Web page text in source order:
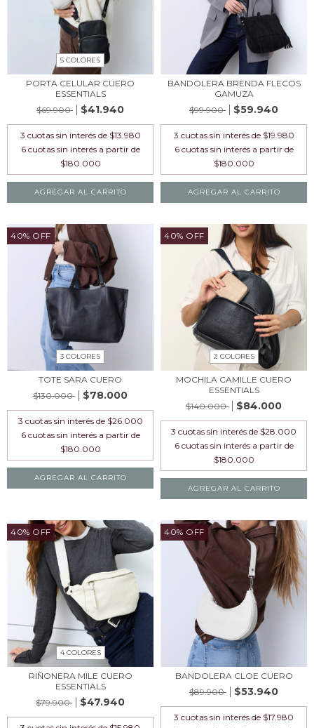
5 COLORES
PORTA CELULAR CUERO
ESSENTIALS
$69.900
$41.940
3 cuotas sin interés de $13.980
AGREGAR AL CARRITO
BANDOLERA BRENDA FLECOS
GAMUZA
$99.900
$59.940
3 cuotas sin interés de $19.980
AGREGAR AL CARRITO
40% OFF
3 COLORES
TOTE SARA CUERO
$130.000
$78.000
3 cuotas sin interés de $26.000
AGREGAR AL CARRITO
40% OFF
2 COLORES
MOCHILA CAMILLE CUERO
ESSENTIALS
$140.000
$84.000
3 cuotas sin interés de $28.000
AGREGAR AL CARRITO
40% OFF
4 COLORES
RIÑONERA MILE CUERO
ESSENTIALS
$79.900
$47.940
40% OFF
BANDOLERA CLOE CUERO
$89.900
$53.940
3 cuotas sin interés de $17.980